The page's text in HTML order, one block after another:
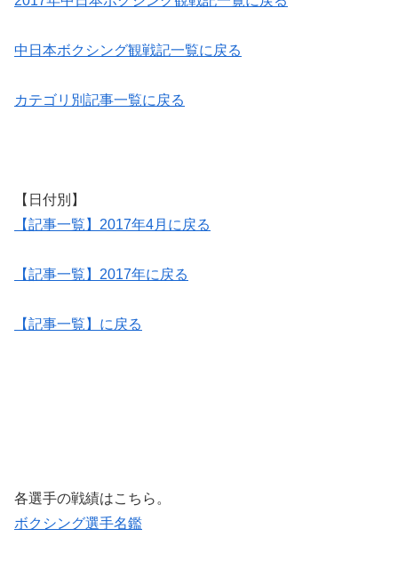
中日本ボクシング観戦記一覧に戻る
カテゴリ別記事一覧に戻る
【日付別】
【記事一覧】2017年4月に戻る
【記事一覧】2017年に戻る
【記事一覧】に戻る
各選手の戦績はこちら。
ボクシング選手名鑑